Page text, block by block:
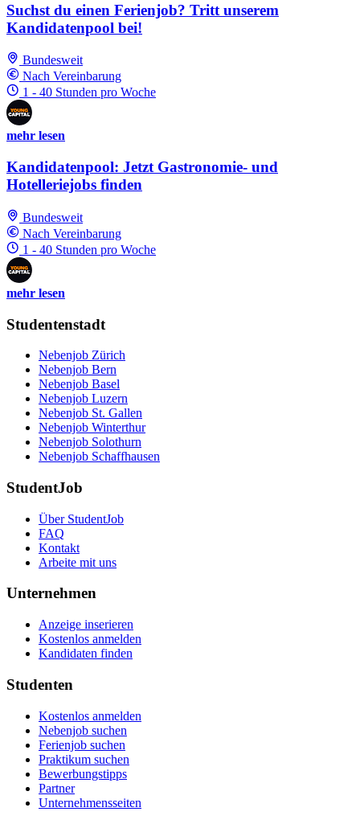
Suchst du einen Ferienjob? Tritt unserem
Kandidatenpool bei!
Bundesweit
Nach Vereinbarung
1 - 40 Stunden pro Woche
mehr lesen
Kandidatenpool: Jetzt Gastronomie- und
Hotelleriejobs finden
Bundesweit
Nach Vereinbarung
1 - 40 Stunden pro Woche
mehr lesen
Studentenstadt
Nebenjob Zürich
Nebenjob Bern
Nebenjob Basel
Nebenjob Luzern
Nebenjob St. Gallen
Nebenjob Winterthur
Nebenjob Solothurn
Nebenjob Schaffhausen
StudentJob
Über StudentJob
FAQ
Kontakt
Arbeite mit uns
Unternehmen
Anzeige inserieren
Kostenlos anmelden
Kandidaten finden
Studenten
Kostenlos anmelden
Nebenjob suchen
Ferienjob suchen
Praktikum suchen
Bewerbungstipps
Partner
Unternehmensseiten